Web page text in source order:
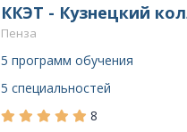
ККЭТ - Кузнецкий
Пенза
5 программ обучения
5 специальностей
8